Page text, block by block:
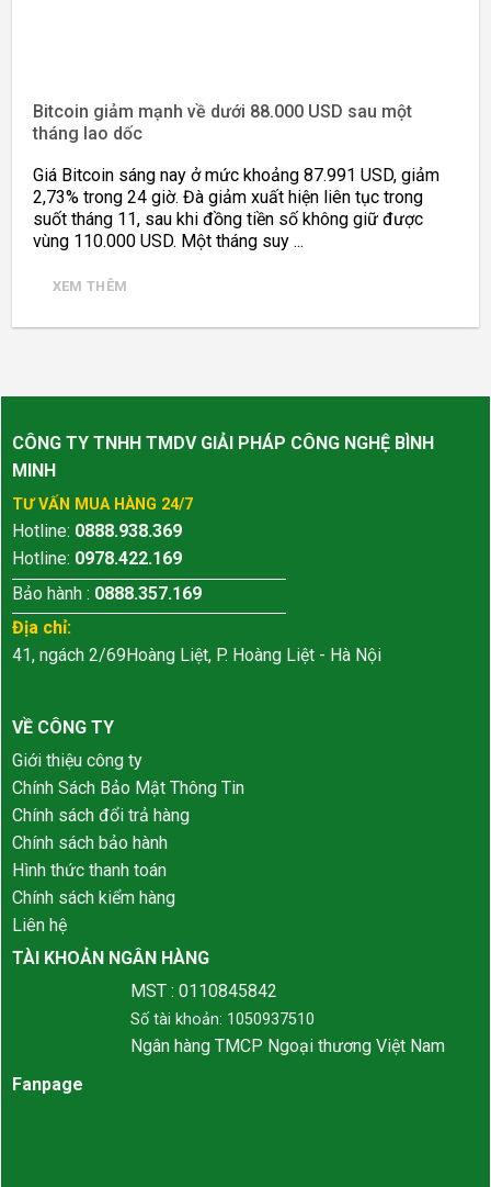
Bitcoin giảm mạnh về dưới 88.000 USD sau một
tháng lao dốc
Giá Bitcoin sáng nay ở mức khoảng 87.991 USD, giảm
2,73% trong 24 giờ. Đà giảm xuất hiện liên tục trong
suốt tháng 11, sau khi đồng tiền số không giữ được
vùng 110.000 USD. Một tháng suy ...
XEM THÊM
CÔNG TY TNHH TMDV GIẢI PHÁP CÔNG NGHỆ BÌNH
MINH
TƯ VẤN MUA HÀNG 24/7
Hotline: 0888.938.369
Hotline: 0978.422.169
Bảo hành : 0888.357.169
Địa chỉ:
41, ngách 2/69Hoàng Liệt, P. Hoàng Liệt - Hà Nội
VỀ CÔNG TY
Giới thiệu công ty
Chính Sách Bảo Mật Thông Tin
Chính sách đổi trả hàng
Chính sách bảo hành
Hình thức thanh toán
Chính sách kiểm hàng
Liên hệ
TÀI KHOẢN NGÂN HÀNG
MST : 0110845842
Số tài khoản: 1050937510
Ngân hàng TMCP Ngoại thương Việt Nam
Fanpage